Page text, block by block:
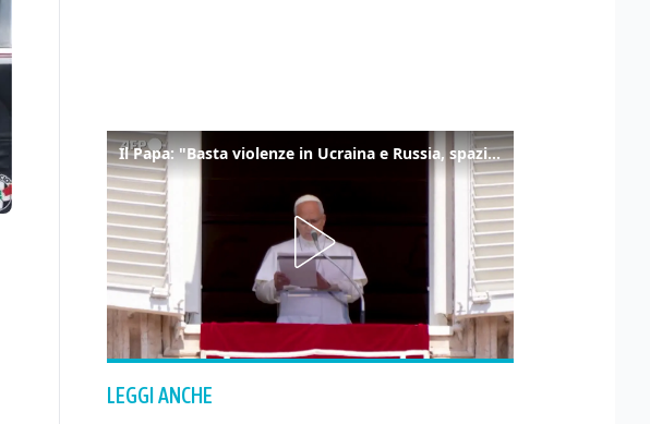
Il Papa: "Basta violenze in Ucraina e Russia, spazio a diplomazia"
LEGGI ANCHE